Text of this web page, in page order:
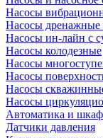
Насосы
Насосы дренажные
Насосы ин-лайн с
Насосы колодезные
Насосы
Насосы
Насосы
Насосы
Автоматика и
Датчики давления